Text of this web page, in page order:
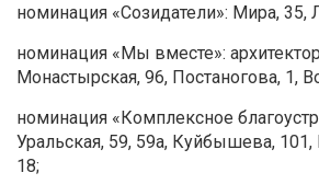
номинация «Созидатели»: Мира, 35,
номинация «Мы вместе»:
Монастырская, 96, Постаногова, 1,
номинация «Комплексное
Уральская, 59, 59а, Куйбышева, 101,
18;